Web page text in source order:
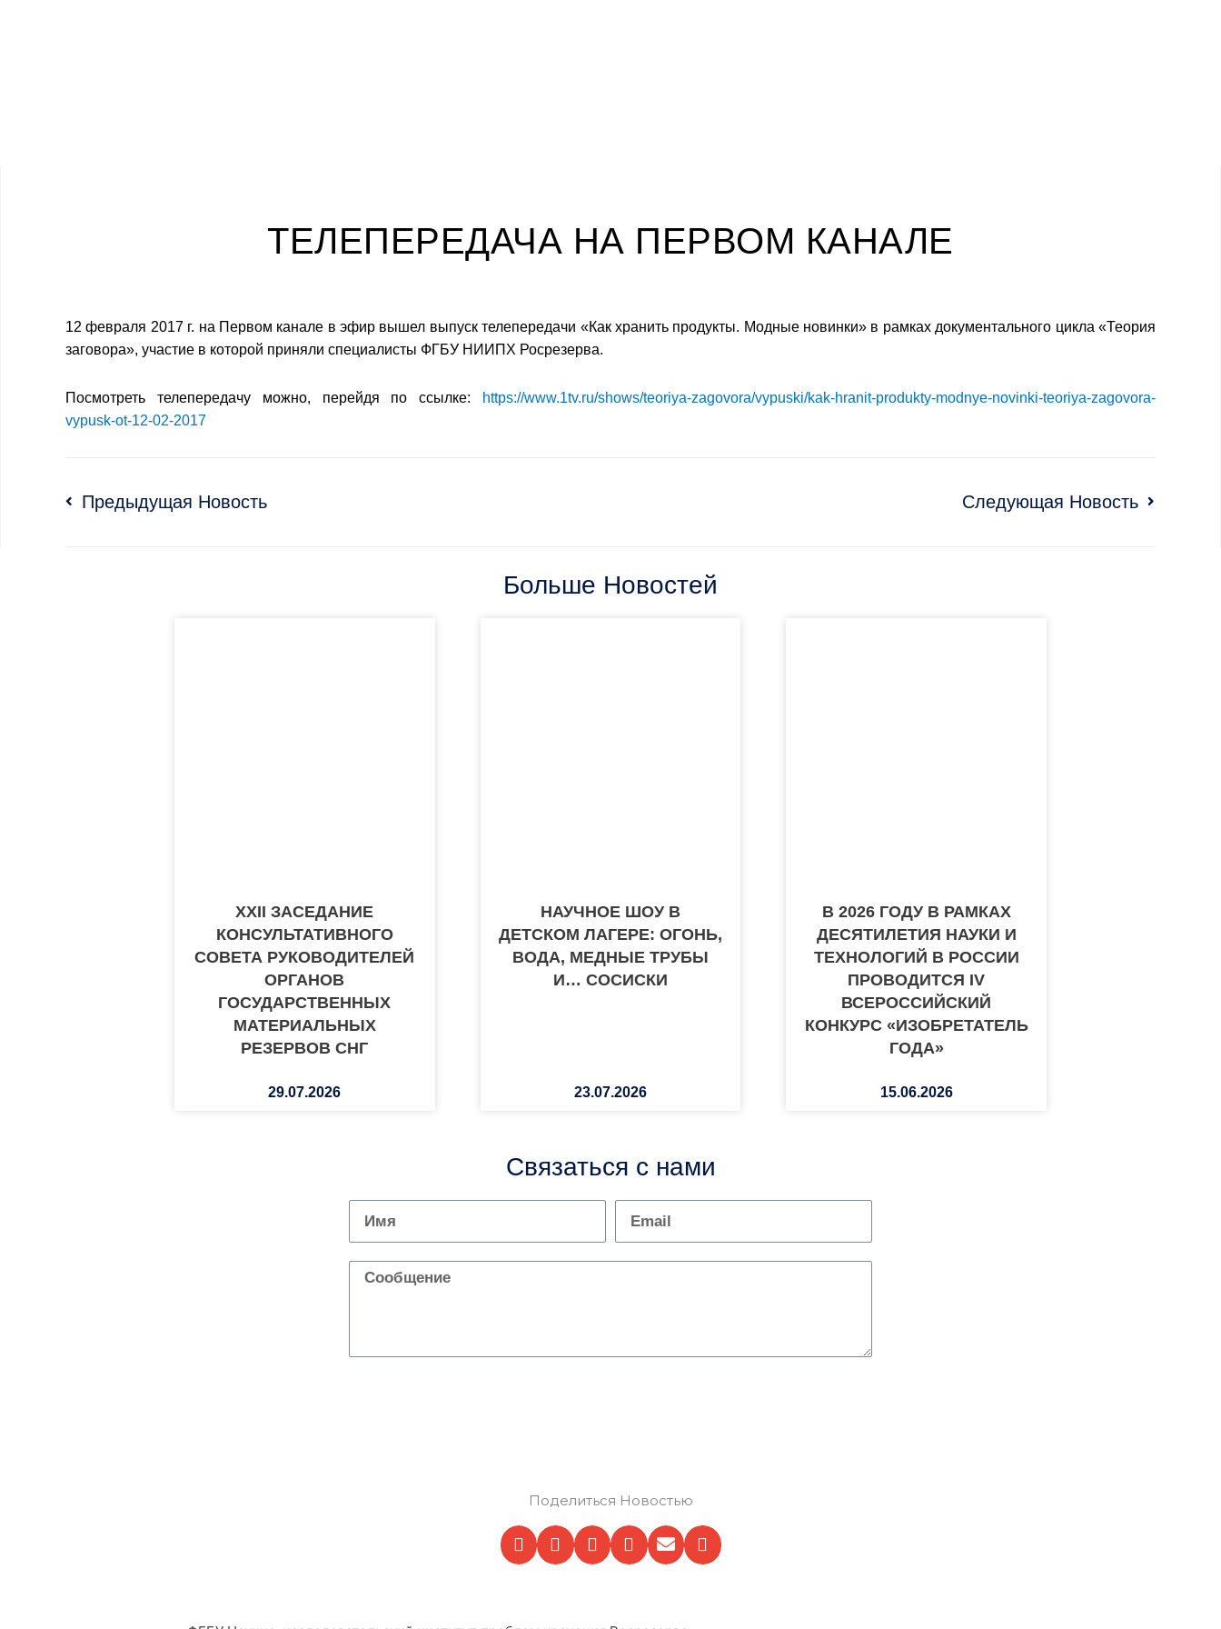
ТЕЛЕПЕРЕДАЧА НА ПЕРВОМ КАНАЛЕ
12 февраля 2017 г. на Первом канале в эфир вышел выпуск телепередачи «Как хранить продукты. Модные новинки» в рамках документального цикла «Теория
заговора», участие в которой приняли специалисты ФГБУ НИИПХ Росрезерва.
Посмотреть телепередачу можно, перейдя по ссылке:
https://www.1tv.ru/shows/teoriya-zagovora/vypuski/kak-hranit-produkty-modnye-novinki-teoriya-zagovora-
vypusk-ot-12-02-2017
Предыдущая Новость Следующая Новость
Больше Новостей
XXII ЗАСЕДАНИЕ
КОНСУЛЬТАТИВНОГО
СОВЕТА РУКОВОДИТЕЛЕЙ
ОРГАНОВ
ГОСУДАРСТВЕННЫХ
МАТЕРИАЛЬНЫХ
РЕЗЕРВОВ СНГ
29.07.2026
НАУЧНОЕ ШОУ В
ДЕТСКОМ ЛАГЕРЕ: ОГОНЬ,
ВОДА, МЕДНЫЕ ТРУБЫ
И… СОСИСКИ
23.07.2026
В 2026 ГОДУ В РАМКАХ
ДЕСЯТИЛЕТИЯ НАУКИ И
ТЕХНОЛОГИЙ В РОССИИ
ПРОВОДИТСЯ IV
ВСЕРОССИЙСКИЙ
КОНКУРС «ИЗОБРЕТАТЕЛЬ
ГОДА»
15.06.2026
Связаться с нами
Поделиться Новостью